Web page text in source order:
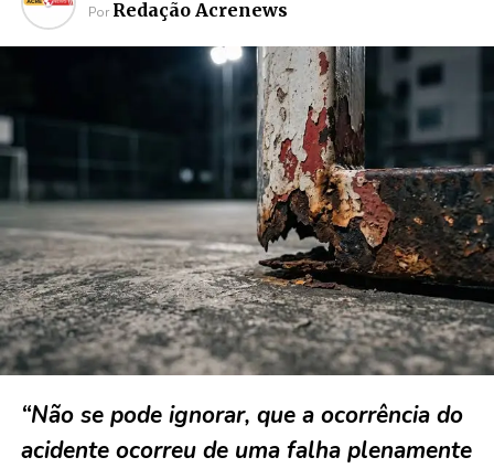
Por Redação Acrenews
“Não se pode ignorar, que a ocorrência do
acidente ocorreu de uma falha plenamente